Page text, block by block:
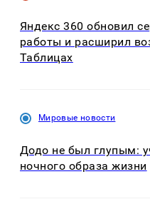
Яндекс 360 обновил
работы и расширил
Таблицах
Мировые новости
Додо не был глупым:
ночного образа жизни